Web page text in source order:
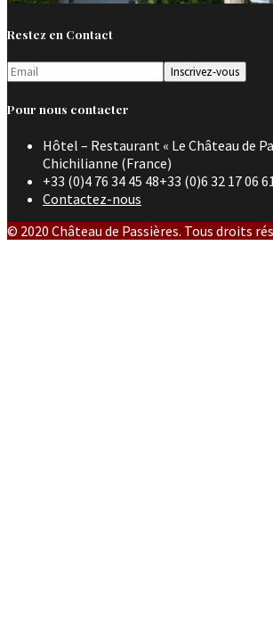
Restez en Contact
Pour nous contacter
Hôtel – Restaurant « Le Château de
Chichilianne (France)
+33 (0)4 76 34 45 48+33 (0)6 32 17 06
Contactez-nous
© 2020 Château de Passières. Tous droits